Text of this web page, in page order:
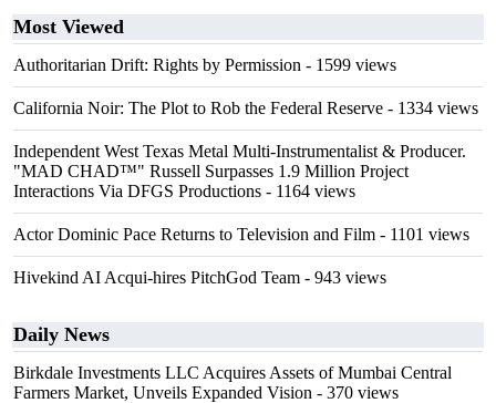
Most Viewed
Authoritarian Drift: Rights by Permission - 1599 views
California Noir: The Plot to Rob the Federal Reserve - 1334 views
Independent West Texas Metal Multi-Instrumentalist & Producer.
"MAD CHAD™" Russell Surpasses 1.9 Million Project
Interactions Via DFGS Productions - 1164 views
Actor Dominic Pace Returns to Television and Film - 1101 views
Hivekind AI Acqui-hires PitchGod Team - 943 views
Daily News
Birkdale Investments LLC Acquires Assets of Mumbai Central
Farmers Market, Unveils Expanded Vision - 370 views